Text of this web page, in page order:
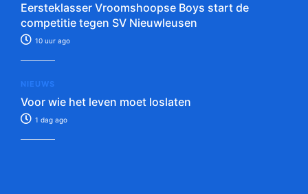
Eersteklasser Vroomshoopse Boys start de
competitie tegen SV Nieuwleusen
10 uur ago
NIEUWS
Voor wie het leven moet loslaten
1 dag ago